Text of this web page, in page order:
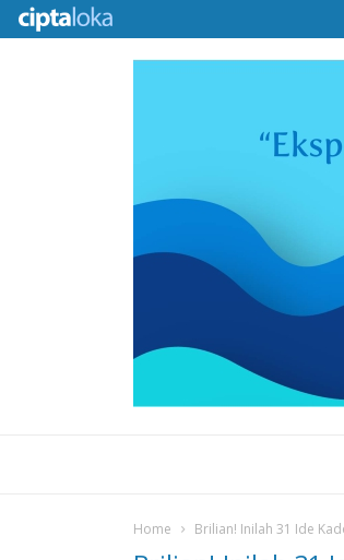
Home Brilian! Inilah 31 Ide